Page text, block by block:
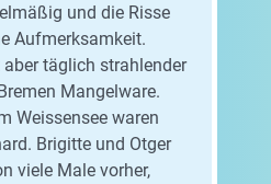
und die Risse
Aufmerksamkeit.
täglich strahlender
Mangelware.
Weissensee waren
Brigitte und Otger
viele Male vorher,